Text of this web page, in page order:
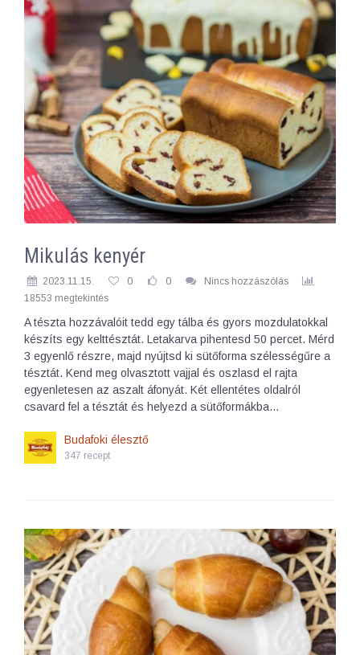
Mikulás kenyér
2023.11.15. 0 0
Nincs hozzászólás
18553 megtekintés
A tészta hozzávalóit tedd egy tálba és gyors mozdulatokkal
készíts egy kelttésztát. Letakarva pihentesd 50 percet. Mérd
3 egyenlő részre, majd nyújtsd ki sütőforma szélességűre a
tésztát. Kend meg olvasztott vajjal és oszlasd el rajta
egyenletesen az aszalt áfonyát. Két ellentétes oldalról
csavard fel a tésztát és helyezd a sütőformákba…
Budafoki élesztő
347 recept